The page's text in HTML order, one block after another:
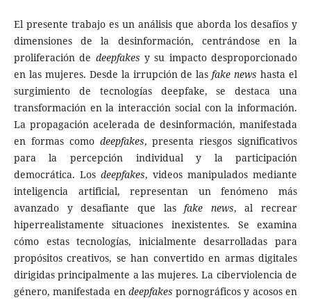
El presente trabajo es un análisis que aborda los desafíos y
dimensiones de la desinformación, centrándose en la
proliferación de deepfakes y su impacto desproporcionado
en las mujeres. Desde la irrupción de lasfake news hasta el
surgimiento de tecnologías deepfake, se destaca una
transformación en la interacción social con la información.
La propagación acelerada de desinformación, manifestada
en formas como deepfakes, presenta riesgos significativos
para la percepción individual y la participación
democrática. Los deepfakes, videos manipulados mediante
inteligencia artificial, representan un fenómeno más
avanzado y desafiante que lasfake news, al recrear
hiperrealistamente situaciones inexistentes. Se examina
cómo estas tecnologías, inicialmente desarrolladas para
propósitos creativos, se han convertido en armas digitales
dirigidas principalmente a las mujeres. La ciberviolencia de
género, manifestada en deepfakes pornográficos y acosos en